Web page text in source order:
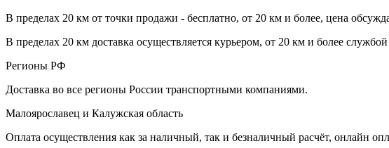
В пределах 20 км от точки продажи - бесплатно, от 20 км и более, цена
В пределах 20 км доставка осуществляется курьером, от 20 км и более
Регионы РФ
Доставка во все регионы России транспортными компаниями.
Малоярославец и Калужская область
Оплата осуществления как за наличный, так и безналичный расчёт, онлайн